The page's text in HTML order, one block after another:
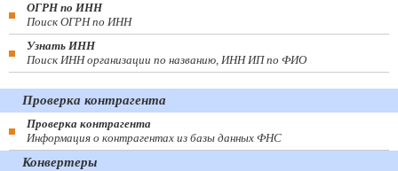
ОГРН по ИНН
Поиск ОГРН по ИНН
Узнать ИНН
Поиск ИНН организации по названию, ИНН ИП по ФИО
Проверка контрагента
Проверка контрагента
Информация о контрагентах из базы данных ФНС
Конвертеры